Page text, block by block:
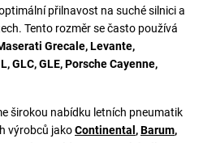
přilnavost na suché silnici a
Tento rozměr se často používá
Grecale, Levante,
GLC, GLE, Porsche Cayenne,
širokou nabídku letních pneumatik
výrobců jakoContinental ,Barum,